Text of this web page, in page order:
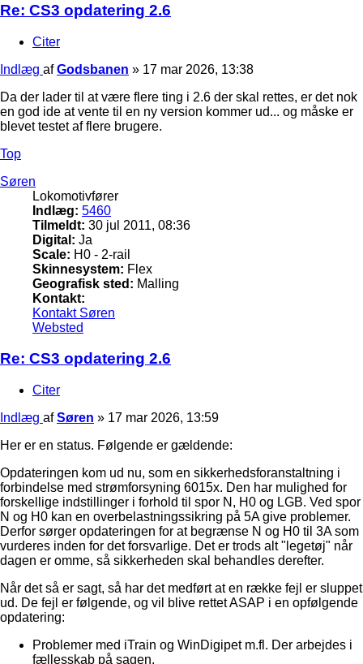
Re: CS3 opdatering 2.6
Citer
Indlæg afGodsbanen » 17 mar 2026, 13:38
Da der lader til at være flere ting i 2.6 der skal rettes, er det nok
en god ide at vente til en ny version kommer ud... og måske er
blevet testet af flere brugere.
Top
Søren
Lokomotivfører
Indlæg: 5460
Tilmeldt: 30 jul 2011, 08:36
Digital: Ja
Scale: H0 - 2-rail
Skinnesystem: Flex
Geografisk sted: Malling
Kontakt:
Kontakt Søren
Websted
Re: CS3 opdatering 2.6
Citer
Indlæg afSøren » 17 mar 2026, 13:59
Her er en status. Følgende er gældende:
Opdateringen kom ud nu, som en sikkerhedsforanstaltning i
forbindelse med strømforsyning 6015x. Den har mulighed for
forskellige indstillinger i forhold til spor N, H0 og LGB. Ved spor
N og H0 kan en overbelastningssikring på 5A give problemer.
Derfor sørger opdateringen for at begrænse N og H0 til 3A som
vurderes inden for det forsvarlige. Det er trods alt "legetøj" når
dagen er omme, så sikkerheden skal behandles derefter.
Når det så er sagt, så har det medført at en række fejl er sluppet
ud. De fejl er følgende, og vil blive rettet ASAP i en opfølgende
opdatering:
Problemer med iTrain og WinDigipet m.fl. Der arbejdes i
fællesskab på sagen.